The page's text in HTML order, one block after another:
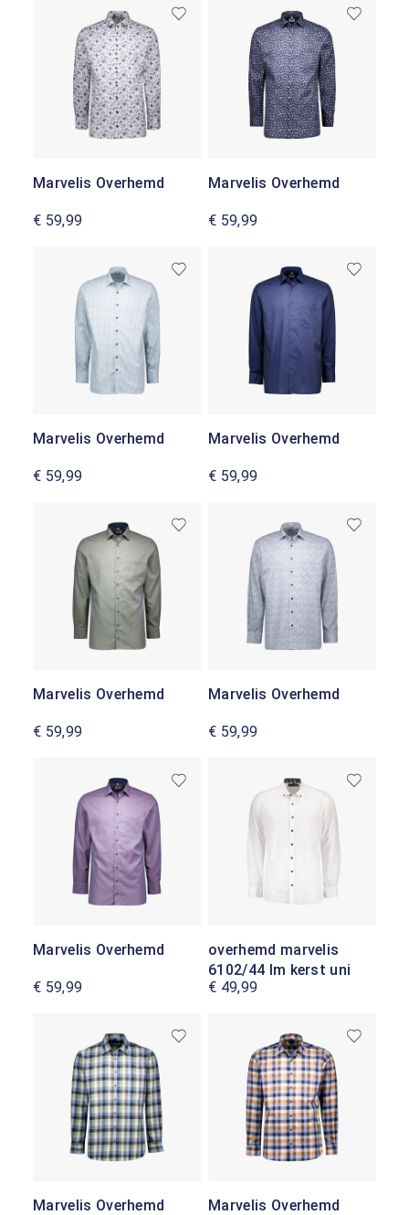
Marvelis Overhemd
€ 59,99
Marvelis Overhemd
€ 59,99
Marvelis Overhemd
€ 59,99
Marvelis Overhemd
€ 59,99
Marvelis Overhemd
€ 59,99
Marvelis Overhemd
€ 59,99
Marvelis Overhemd
€ 59,99
overhemd marvelis
6102/44 lm kerst uni
€ 49,99
Marvelis Overhemd Marvelis Overhemd